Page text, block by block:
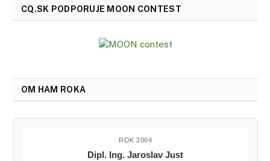
CQ.SK PODPORUJE MOON CONTEST
OM HAM ROKA
ROK 2004
Dipl. Ing. Jaroslav Just